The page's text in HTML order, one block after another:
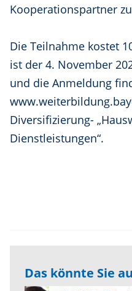
Kooperationspartner
Die Teilnahme kostet
ist der 4. November
und die Anmeldung
Diversifizierung-
Dienstleistungen“.
Das könnte Sie